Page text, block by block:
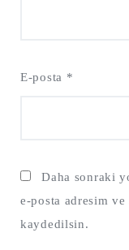
E-posta *
Daha sonraki
e-posta adresim ve
kaydedilsin.